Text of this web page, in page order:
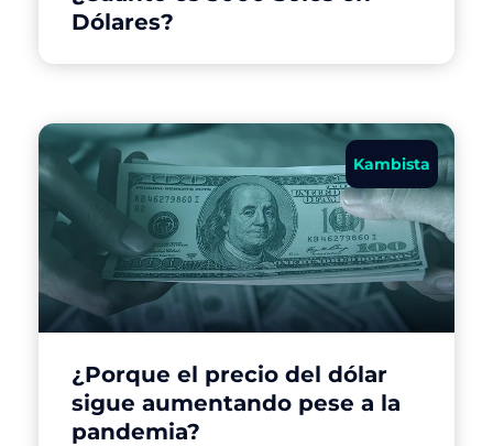
Dólares?
Kambista
¿Porque el precio del dólar
sigue aumentando pese a la
pandemia?